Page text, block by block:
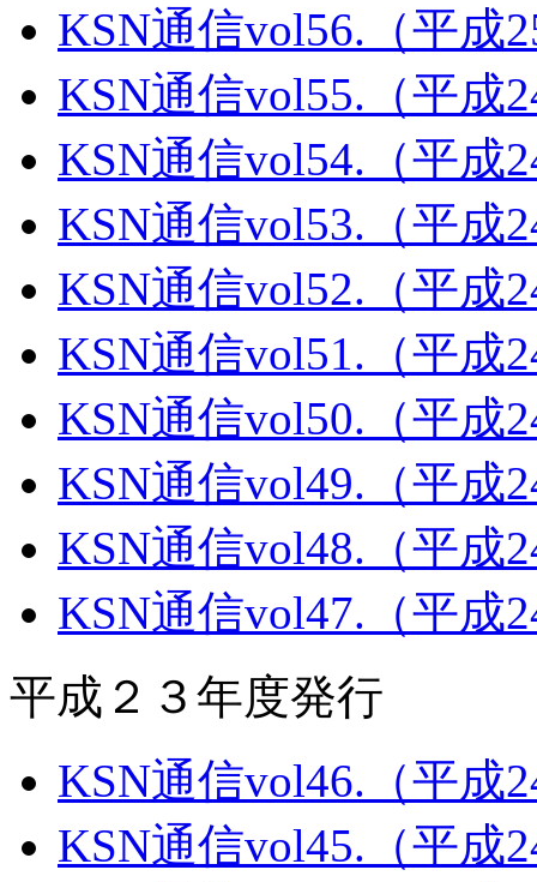
KSN通信vol56.（平成
KSN通信vol55.（平成
KSN通信vol54.（平成
KSN通信vol53.（平成
KSN通信vol52.（平成
KSN通信vol51.（平成
KSN通信vol50.（平成
KSN通信vol49.（平成
KSN通信vol48.（平成
KSN通信vol47.（平成
平成２３年度発行
KSN通信vol46.（平成
KSN通信vol45.（平成